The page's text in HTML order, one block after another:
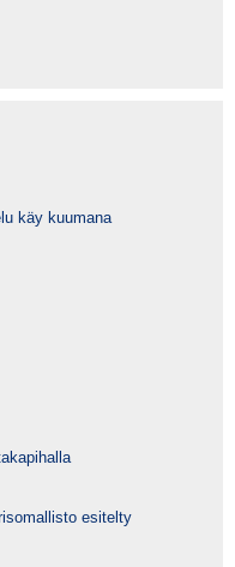
käy kuumana
esitelty